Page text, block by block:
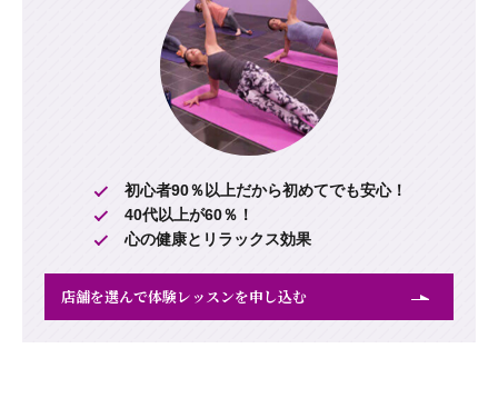
初心者90％以上だから初めてでも安心！
40代以上が60％！
心の健康とリラックス効果
店舗を選んで体験レッスンを申し込む